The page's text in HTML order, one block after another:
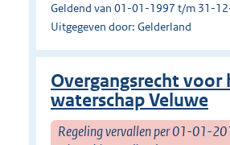
Geldend van 01-01-1997 t/m 31-
Uitgegeven door: Gelderland
Overgangsrecht voor
waterschap Veluwe
Regeling vervallen per 01-01-